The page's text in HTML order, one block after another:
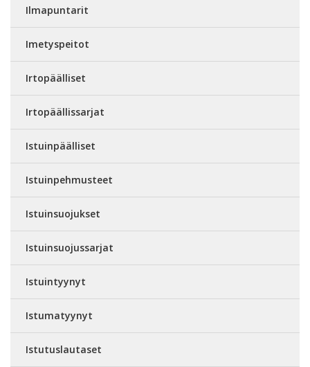
Ilmapuntarit
Imetyspeitot
Irtopäälliset
Irtopäällissarjat
Istuinpäälliset
Istuinpehmusteet
Istuinsuojukset
Istuinsuojussarjat
Istuintyynyt
Istumatyynyt
Istutuslautaset